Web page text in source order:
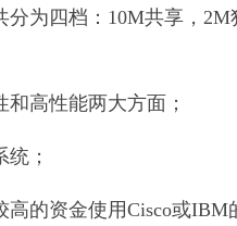
四档：10M共享，2M
高性能两大方面；
；
资金使用Cisco或IBM